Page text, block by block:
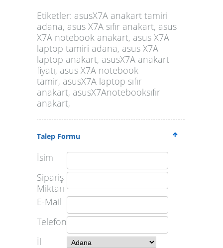
Etiketler: asusX7A anakart tamiri
adana, asus X7A sıfır anakart, asus
X7A notebook anakart, asus X7A
laptop tamiri adana, asus X7A
laptop anakart, asusX7A anakart
fiyatı, asus X7A notebook
tamir, asusX7A laptop sıfır
anakart, asusX7Anotebooksıfır
anakart,
Talep Formu
İsim
Sipariş
Miktarı
E-Mail
Telefon
İl